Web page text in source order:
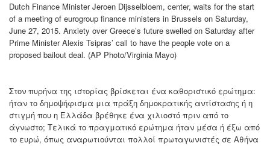
Dutch Finance Minister Jeroen Dijsselbloem, center, waits for the start
of a meeting of eurogroup finance ministers in Brussels on Saturday,
June 27, 2015. Anxiety over Greece’s future swelled on Saturday after
Prime Minister Alexis Tsipras’ call to have the people vote on a
proposed bailout deal. (AP Photo/Virginia Mayo)
Στον πυρήνα της ιστορίας βρίσκεται ένα καθοριστικό ερώτημα:
ήταν το δημοψήφισμα μια πράξη δημοκρατικής αντίστασης ή η
στιγμή που η Ελλάδα βρέθηκε ένα χιλιοστό πριν από το
άγνωστο; Τελικά το πραγματικό ερώτημα ήταν μέσα ή έξω από
το ευρώ, όπως αναρωτιούνται πολλοί πρωταγωνιστές σε Αθήνα